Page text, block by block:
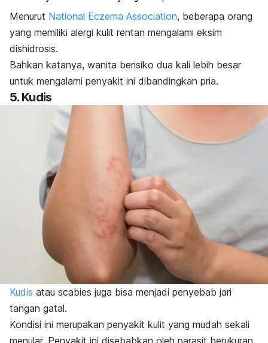
Menurut National Eczema Association, beberapa orang
yang memiliki alergi kulit rentan mengalami eksim
dishidrosis.
Bahkan katanya, wanita berisiko dua kali lebih besar
untuk mengalami penyakit ini dibandingkan pria.
5. Kudis
Kudis atau scabies juga bisa menjadi penyebab jari
tangan gatal.
Kondisi ini merupakan penyakit kulit yang mudah sekali